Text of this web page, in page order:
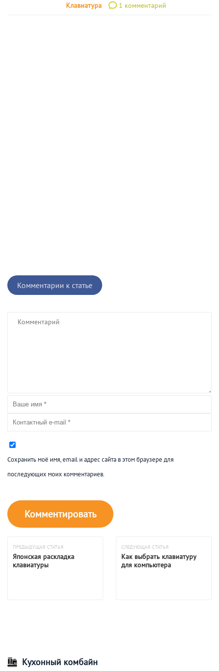
Клавиатура 1 комментарий
Комментарии к статье
Сохранить моё имя, email и адрес сайта в этом браузере для
последующих моих комментариев.
ПРЕДЫДУЩАЯ СТАТЬЯ
Японская раскладка
клавиатуры
СЛЕДУЮЩАЯ СТАТЬЯ
Как выбрать клавиатуру
для компьютера
Кухонный комбайн